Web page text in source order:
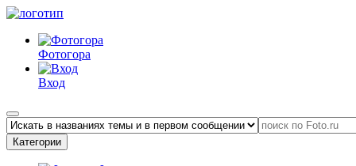
Фотогора
Вход
Категории